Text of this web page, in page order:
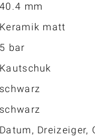
40.4 mm
Keramik matt
5 bar
Kautschuk
schwarz
schwarz
Datum, Dreizeiger,